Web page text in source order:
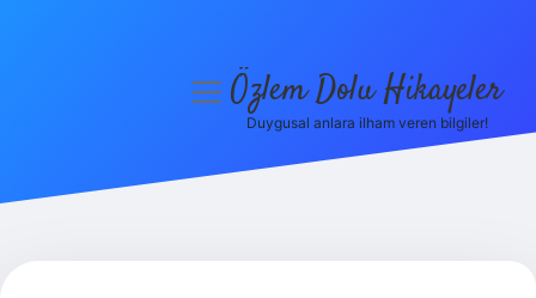
menüyüÖzlem Dolu Hikayeler
Duygusal anlara ilham veren bilgiler!